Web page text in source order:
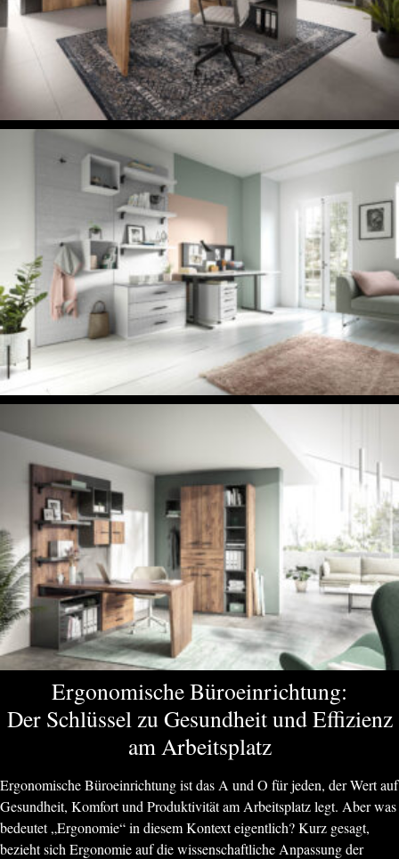
Ergonomische Büroeinrichtung:
Der Schlüssel zu Gesundheit und Effizienz
am Arbeitsplatz
Ergonomische Büroeinrichtung ist das A und O für jeden, der Wert auf
Gesundheit, Komfort und Produktivität am Arbeitsplatz legt. Aber was
bedeutet „Ergonomie“ in diesem Kontext eigentlich? Kurz gesagt,
bezieht sich Ergonomie auf die wissenschaftliche Anpassung der